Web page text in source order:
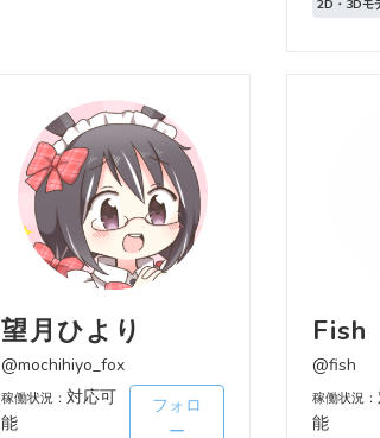
2D・3Dモ
望月ひより
@mochihiyo_fox
稼働状況：対応可
能
フォロ
ー
Fish
@fish
稼働状況：
能